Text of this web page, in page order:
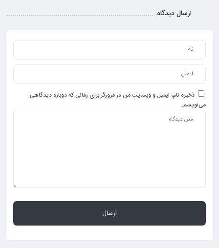
ارسال دیدگاه
ذخیره نام، ایمیل و وبسایت من در مرورگر برای زمانی که دوباره دیدگاهی
می‌نویسم.